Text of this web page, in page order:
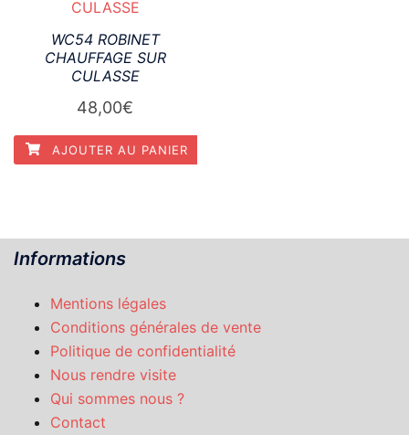
WC54 ROBINET
CHAUFFAGE SUR
CULASSE
48,00€
AJOUTER AU PANIER
Informations
Mentions légales
Conditions générales de vente
Politique de confidentialité
Nous rendre visite
Qui sommes nous ?
Contact